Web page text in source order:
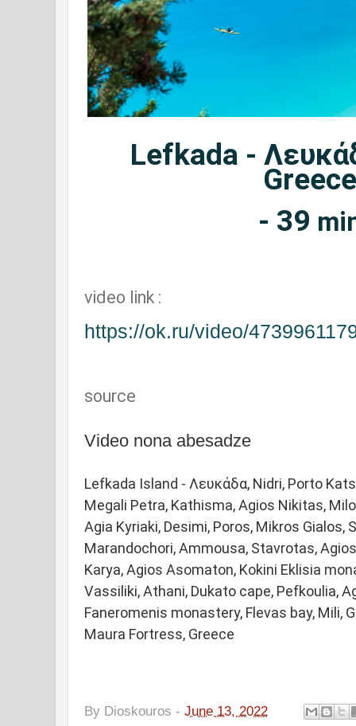
Lefkada -
- 39
video link :
https://ok.ru/video/
source
Video nona abesadze
Lefkada Island - Λευκάδα, Nidri, Porto
Megali Petra, Kathisma, Agios Nikitas,
Agia Kyriaki, Desimi, Poros, Mikros Gialos,
Marandochori, Ammousa, Stavrotas,
Karya, Agios Asomaton, Kokini Eklisia
Vassiliki, Athani, Dukato cape, Pefkoulia,
Faneromenis monastery, Flevas bay, Mili,
Maura Fortress, Greece
By Dioskouros - June 13, 2022